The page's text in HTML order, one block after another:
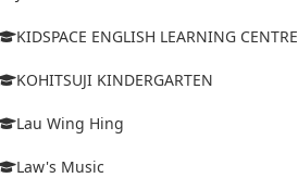
KIDSPACE ENGLISH LEARNING CENTRE
KOHITSUJI KINDERGARTEN
Lau Wing Hing
Law's Music